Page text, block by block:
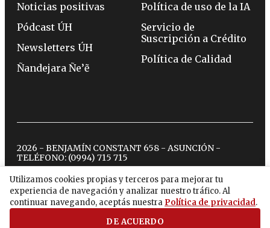
Utilizamos cookies propias y terceros para mejorar tu
experiencia de navegación y analizar nuestro tráfico. Al
continuar navegando, aceptás nuestra Política de privacidad.
DE ACUERDO
Noticias positivas
Pódcast ÚH
Newsletters ÚH
Ñandejara Ñe’ẽ
Política de uso de la IA
Servicio de
Suscripción a Crédito
Política de Calidad
2026 - BENJAMÍN CONSTANT 658 - ASUNCIÓN -
TELÉFONO: (0994) 715 715
twitterinstagram
facebook
tiktokyoutubespotify